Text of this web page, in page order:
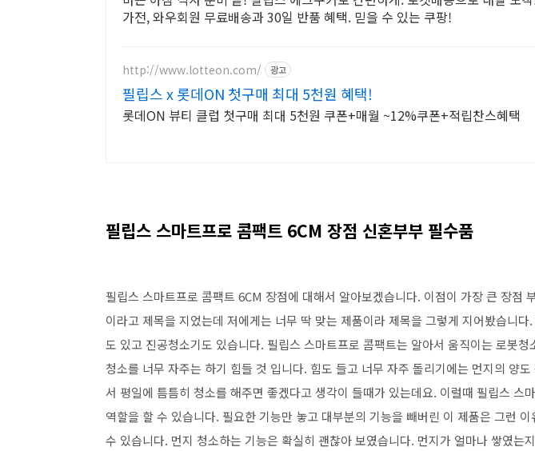
가전, 와우회원 무료배송과 30일 반품 혜택. 믿을 수 있는 쿠팡!
http://www.lotteon.com/ 광고
필립스 x 롯데ON 첫구매 최대 5천원 혜택!
롯데ON 뷰티 클럽 첫구매 최대 5천원 쿠폰+매월 ~12%쿠폰+적립찬스혜택
필립스 스마트프로 콤팩트 6CM 장점 신혼부부 필수품
필립스 스마트프로 콤팩트 6CM 장점에 대해서 알아보겠습니다. 이점이 가장 큰 장점
이라고 제목을 지었는데 저에게는 너무 딱 맞는 제품이라 제목을 그렇게 지어봤습니
도 있고 진공청소기도 있습니다. 필립스 스마트프로 콤팩트는 알아서 움직이는 로봇
청소를 너무 자주는 하기 힘들 것 입니다. 힘도 들고 너무 자주 돌리기에는 먼지의 양
서 평일에 틈틈히 청소를 해주면 좋겠다고 생각이 들때가 있는데요. 이럴때 필립스 스
역할을 할 수 있습니다. 필요한 기능만 놓고 대부분의 기능을 빼버린 이 제품은 그런
수 있습니다. 먼지 청소하는 기능은 확실히 괜찮아 보였습니다. 먼지가 얼마나 쌓였는